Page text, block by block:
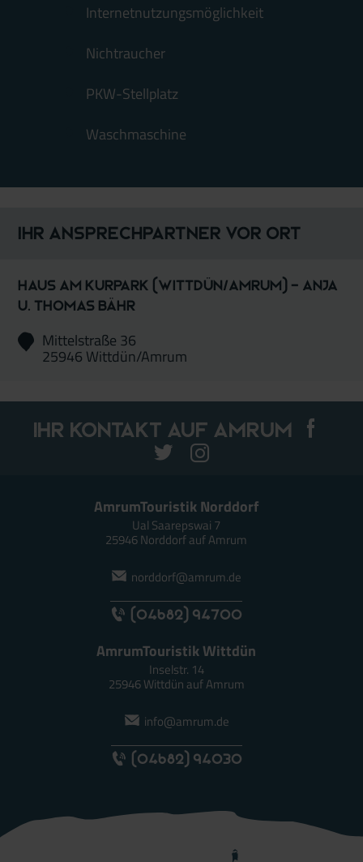
Internetnutzungsmöglichkeit
Nichtraucher
PKW-Stellplatz
Waschmaschine
Ihr Ansprechpartner vor Ort
Haus am Kurpark (Wittdün/Amrum) - Anja
u. Thomas Bähr
Mittelstraße 36
25946 Wittdün/Amrum
Ihr Kontakt auf Amrum
AmrumTouristik Norddorf
Ual Saarepswai 7
25946 Norddorf auf Amrum
norddorf@amrum.de
(04682) 94700
AmrumTouristik Wittdün
Inselstr. 14
25946 Wittdün auf Amrum
info@amrum.de
(04682) 94030